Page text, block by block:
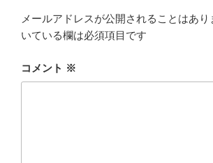
メールアドレスが公開されることはあり
いている欄は必須項目です
コメント ※